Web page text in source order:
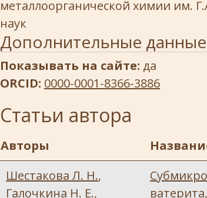
металлоорганической химии им.
наук
Дополнительные данные
Показывать на сайте: да
ORCID: 0000-0001-8366-3886
Статьи автора
Авторы
Шестакова Л. Н.,
Галочкина Н. Е.,